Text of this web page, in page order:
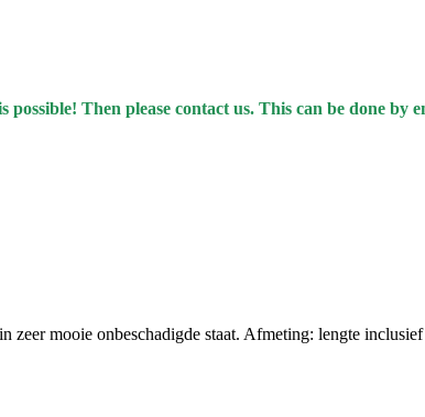
Then please contact us. This can be done by
zeer mooie onbeschadigde staat. Afmeting: lengte